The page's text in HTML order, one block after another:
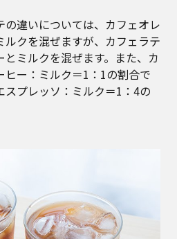
の違いについては、カフェオレ
クを混ぜますが、カフェラテ
ミルクを混ぜます。また、カ
ヒー：ミルク＝1：1の割合で
スプレッソ：ミルク＝1：4の